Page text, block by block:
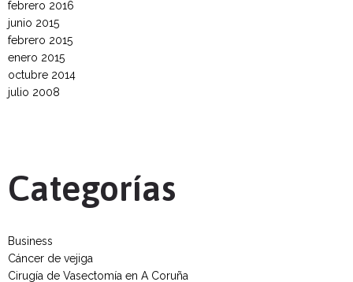
febrero 2016
junio 2015
febrero 2015
enero 2015
octubre 2014
julio 2008
Categorías
Business
Cáncer de vejiga
Cirugía de Vasectomía en A Coruña